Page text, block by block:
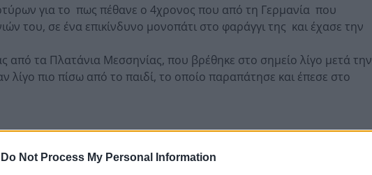
Do Not Process My Personal Information
για το πως πέθανε ο 4χρονος που από τη Γερμανία που
του, σε ένα επικίνδυνο μονοπάτι στο φαράγγι της και έχασε την
από τα Πλατάνια Μεσσηνίας, που βρέθηκε στο σημείο λίγο μετά την
λίγο πιο πίσω από το παιδί, το οποίο παραπάτησε και έπεσε στο